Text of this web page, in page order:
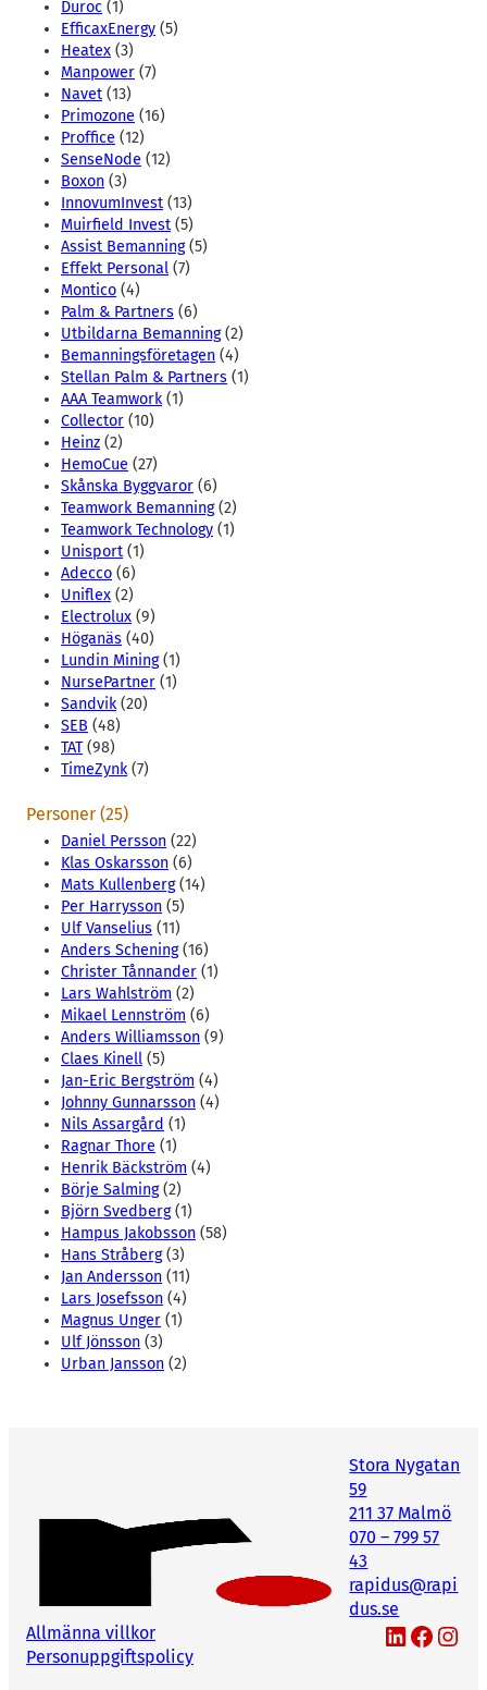
Duroc (1)
EfficaxEnergy (5)
Heatex (3)
Manpower (7)
Navet (13)
Primozone (16)
Proffice (12)
SenseNode (12)
Boxon (3)
InnovumInvest (13)
Muirfield Invest (5)
Assist Bemanning(5)
Effekt Personal (7)
Montico (4)
Palm & Partners (6)
Utbildarna Bemanning(2)
Bemanningsföretagen (4)
Stellan Palm & Partners (1)
AAA Teamwork(1)
Collector (10)
Heinz (2)
HemoCue (27)
Skånska Byggvaror (6)
Teamwork Bemanning(2)
Teamwork Technology (1)
Unisport (1)
Adecco (6)
Uniflex (2)
Electrolux (9)
Höganäs (40)
Lundin Mining(1)
NursePartner (1)
Sandvik(20)
SEB (48)
TAT(98)
TimeZynk(7)
Personer (25)
Daniel Persson (22)
Klas Oskarsson (6)
Mats Kullenberg(14)
Per Harrysson (5)
Ulf Vanselius (11)
Anders Schening(16)
Christer Tånnander (1)
Lars Wahlström (2)
Mikael Lennström (6)
Anders Williamsson (9)
Claes Kinell (5)
Jan-Eric Bergström (4)
Johnny Gunnarsson (4)
Nils Assargård (1)
Ragnar Thore (1)
Henrik Bäckström (4)
Börje Salming(2)
Björn Svedberg(1)
Hampus Jakobsson (58)
Hans Stråberg(3)
Jan Andersson (11)
Lars Josefsson (4)
Magnus Unger (1)
Ulf Jönsson (3)
Urban Jansson (2)
Stora Nygatan
59
211 37 Malmö
070 – 799 57
43
rapidus@rapi
dus.se
Allmänna villkor
Personuppgiftspolicy
LinkedIn Facebook Instagram